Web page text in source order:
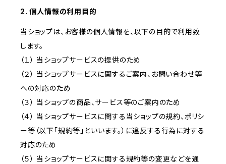
2. 個人情報の利用目的
当ショップは、お客様の個人情報を、以下の目的で利用致
します。
（１） 当ショップサービスの提供のため
（２） 当ショップサービスに関するご案内、お問い合わせ等
への対応のため
（３） 当ショップの商品、サービス等のご案内のため
（４） 当ショップサービスに関する当ショップの規約、ポリシ
ー等（以下「規約等」といいます。）に違反する行為に対する
対応のため
（５） 当ショップサービスに関する規約等の変更などを通